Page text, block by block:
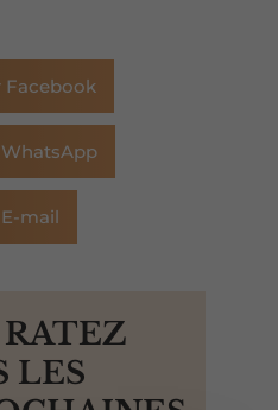
Facebook
mail
LES